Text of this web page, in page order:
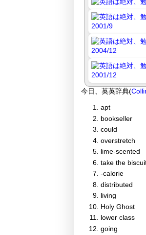
今日、英英辞典(
apt
bookseller
could
overstretch
lime-scented
take the
-calorie
distributed
living
Holy Ghost
lower class
going